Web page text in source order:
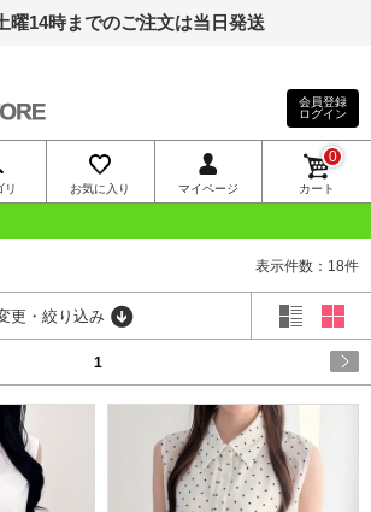
曜14時までのご注文は当日発送
会員登録
ログイン
リ お気に入り マイページ カート
0
表示件数：18件
更・絞り込み
1